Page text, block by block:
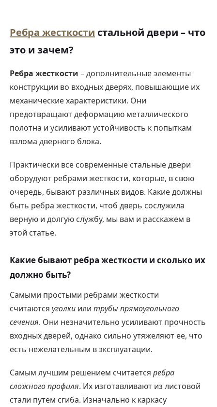
Ребра жесткости стальной двери – что
это и зачем?
Ребра жесткости – дополнительные элементы
конструкции во входных дверях, повышающие их
механические характеристики. Они
предотвращают деформацию металлического
полотна и усиливают устойчивость к попыткам
взлома дверного блока.
Практически все современные стальные двери
оборудуют ребрами жесткости, которые, в свою
очередь, бывают различных видов. Какие должны
быть ребра жесткости, чтоб дверь сослужила
верную и долгую службу, мы вам и расскажем в
этой статье.
Какие бывают ребра жесткости и сколько их
должно быть?
Самыми простыми ребрами жесткости
считаются уголки или трубы прямоугольного
сечения. Они незначительно усиливают прочность
входных дверей, однако сильно утяжеляют ее, что
есть нежелательным в эксплуатации.
Самым лучшим решением считается ребра
сложного профиля. Их изготавливают из листовой
стали путем сгиба. Изначально к каркасу